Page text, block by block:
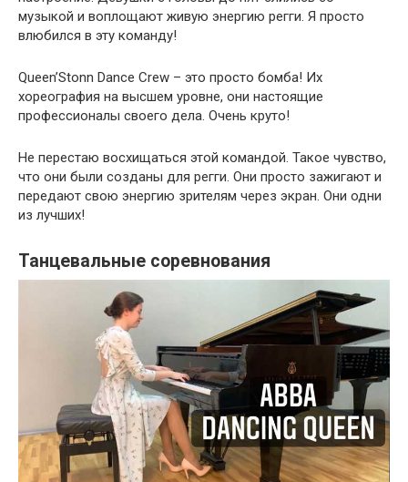
музыкой и воплощают живую энергию регги. Я просто
влюбился в эту команду!
Queen’Stonn Dance Crew – это просто бомба! Их
хореография на высшем уровне, они настоящие
профессионалы своего дела. Очень круто!
Не перестаю восхищаться этой командой. Такое чувство,
что они были созданы для регги. Они просто зажигают и
передают свою энергию зрителям через экран. Они одни
из лучших!
Танцевальные соревнования